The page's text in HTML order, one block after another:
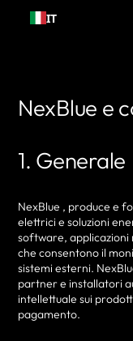
Passa al
contenuto
IT
NexBlue e
1. Generale
NexBlue , produce e
elettrici e soluzioni
software, applicazioni
che consentono il
sistemi esterni.
partner e installatori
intellettuale sui
pagamento.